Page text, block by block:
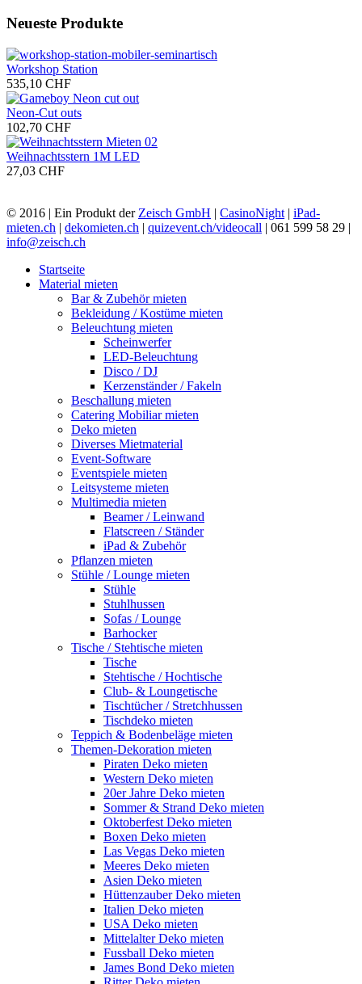
Neueste Produkte
Workshop Station
535,10 CHF
Neon-Cut outs
102,70 CHF
Weihnachtsstern 1M LED
27,03 CHF
© 2016 | Ein Produkt der Zeisch GmbH | CasinoNight | iPad-
mieten.ch | dekomieten.ch | quizevent.ch/videocall | 061 599 58 29 |
info@zeisch.ch
Startseite
Material mieten
Bar & Zubehör mieten
Bekleidung / Kostüme mieten
Beleuchtung mieten
Scheinwerfer
LED-Beleuchtung
Disco / DJ
Kerzenständer / Fakeln
Beschallung mieten
Catering Mobiliar mieten
Deko mieten
Diverses Mietmaterial
Event-Software
Eventspiele mieten
Leitsysteme mieten
Multimedia mieten
Beamer / Leinwand
Flatscreen / Ständer
iPad & Zubehör
Pflanzen mieten
Stühle / Lounge mieten
Stühle
Stuhlhussen
Sofas / Lounge
Barhocker
Tische / Stehtische mieten
Tische
Stehtische / Hochtische
Club- & Loungetische
Tischtücher / Stretchhussen
Tischdeko mieten
Teppich & Bodenbeläge mieten
Themen-Dekoration mieten
Piraten Deko mieten
Western Deko mieten
20er Jahre Deko mieten
Sommer & Strand Deko mieten
Oktoberfest Deko mieten
Boxen Deko mieten
Las Vegas Deko mieten
Meeres Deko mieten
Asien Deko mieten
Hüttenzauber Deko mieten
Italien Deko mieten
USA Deko mieten
Mittelalter Deko mieten
Fussball Deko mieten
James Bond Deko mieten